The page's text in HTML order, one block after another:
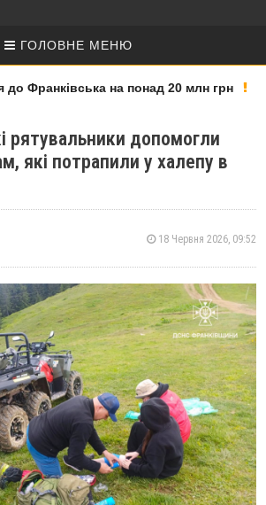
ГОЛОВНЕ МЕНЮ
Франківська на понад 20 млн грн
рятувальники допомогли
які потрапили у халепу в
18 Червня 2026, 09:52